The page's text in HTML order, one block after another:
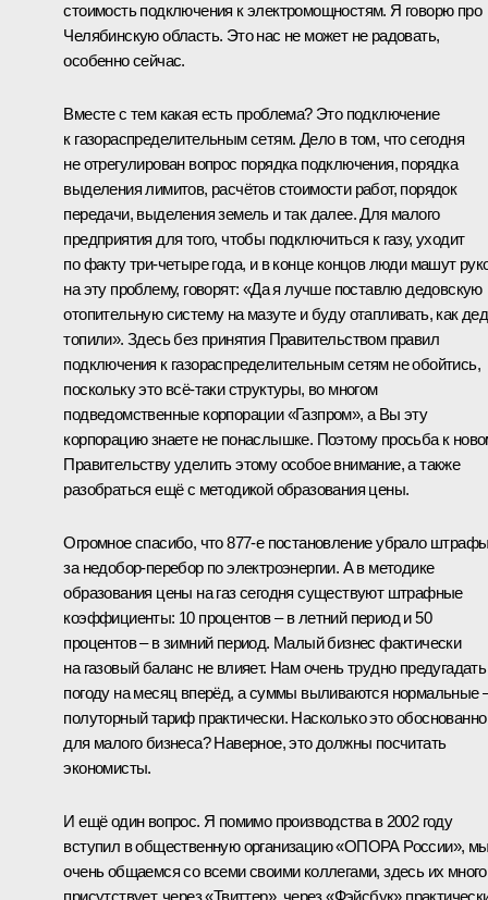
стоимость подключения к электромощностям. Я говорю про
Челябинскую область. Это нас не может не радовать,
особенно сейчас.
Вместе с тем какая есть проблема? Это подключение
к газораспределительным сетям. Дело в том, что сегодня
не отрегулирован вопрос порядка подключения, порядка
выделения лимитов, расчётов стоимости работ, порядок
передачи, выделения земель и так далее. Для малого
предприятия для того, чтобы подключиться к газу, уходит
по факту три-четыре года, и в конце концов люди машут
на эту проблему, говорят: «Да я лучше поставлю дедовскую
отопительную систему на мазуте и буду отапливать, как
топили». Здесь без принятия Правительством правил
подключения к газораспределительным сетям не обойтись,
поскольку это всё‑таки структуры, во многом
подведомственные корпорации «Газпром», а Вы эту
корпорацию знаете не понаслышке. Поэтому просьба к
Правительству уделить этому особое внимание, а также
разобраться ещё с методикой образования цены.
Огромное спасибо, что 877-е постановление убрало
за недобор-перебор по электроэнергии. А в методике
образования цены на газ сегодня существуют штрафные
коэффициенты: 10 процентов – в летний период и 50
процентов – в зимний период. Малый бизнес фактически
на газовый баланс не влияет. Нам очень трудно предугадать
погоду на месяц вперёд, а суммы выливаются нормальные
полуторный тариф практически. Насколько это обоснованно
для малого бизнеса? Наверное, это должны посчитать
экономисты.
И ещё один вопрос. Я помимо производства в 2002 году
вступил в общественную организацию «ОПОРА России»,
очень общаемся со всеми своими коллегами, здесь их много
присутствует, через «Твиттер», через «Фэйсбук»